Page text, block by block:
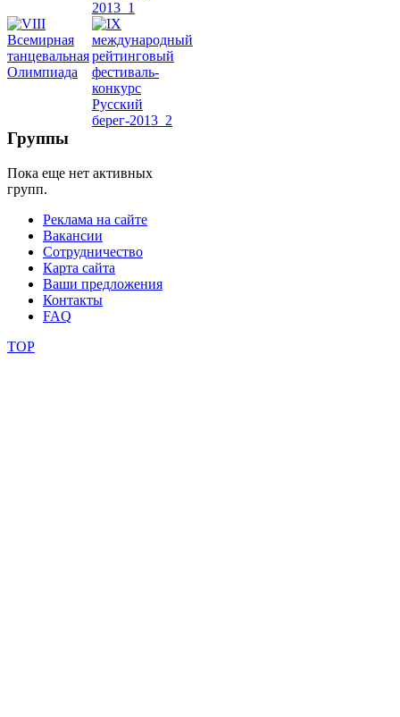
школы
Группы
Пока еще нет активных
групп.
Реклама на сайте
Вакансии
Сотрудничество
Карта сайта
Ваши предложения
Контакты
FAQ
TOP